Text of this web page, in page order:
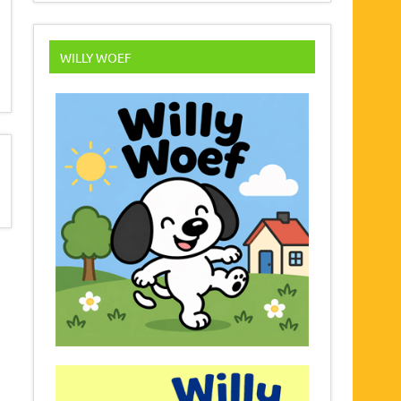
WILLY WOEF